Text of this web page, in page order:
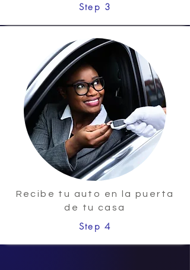
Step 3
Recibe tu auto en la puerta
de tu casa
Step 4